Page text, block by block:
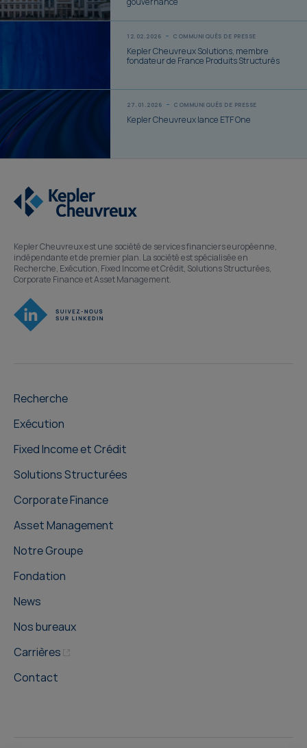
12.02.2026 COMMUNIQUÉS DE PRESSE
Kepler Cheuvreux Solutions, membre
fondateur de France Produits Structurés
27.01.2026 COMMUNIQUÉS DE PRESSE
Kepler Cheuvreux lance ETF One
Kepler Cheuvreux est une société de services financiers européenne,
indépendante et de premier plan. La société est spécialisée en
Recherche, Exécution, Fixed Income et Crédit, Solutions Structurées,
Corporate Finance et Asset Management.
Recherche
Exécution
Fixed Income et Crédit
Solutions Structurées
Corporate Finance
Asset Management
Notre Groupe
Fondation
News
Nos bureaux
Carrières
Contact